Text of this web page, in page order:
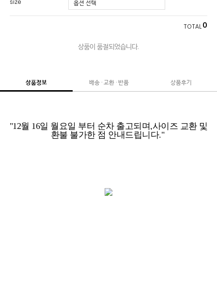
size
TOTAL0
상품이 품절되었습니다.
상품정보 배송 · 교환 · 반품 상품후기
"12월 16일 월요일 부터 순차 출고되며,사이즈 교환 및
환불 불가한 점 안내드립니다."